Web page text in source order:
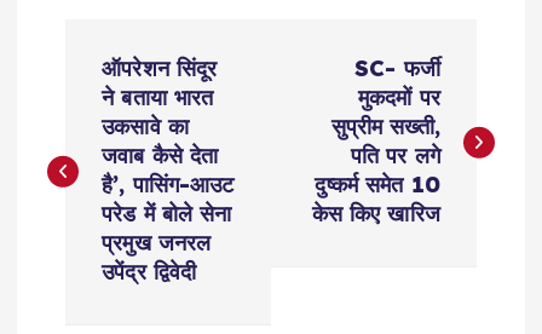
s
ऑपरेशन सिंदूर
ने बताया भारत
उकसावे का
जवाब कैसे देता
है’, पासिंग-आउट
परेड में बोले सेना
प्रमुख जनरल
उपेंद्र द्विवेदी
SC- फर्जी
मुकदमों पर
सुप्रीम सख्ती,
पति पर लगे
दुष्कर्म समेत 10
केस किए खारिज